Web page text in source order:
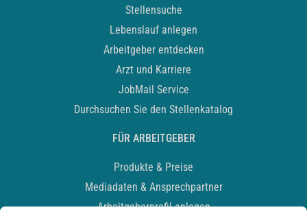
Stellensuche
Lebenslauf anlegen
Arbeitgeber entdecken
Arzt und Karriere
JobMail Service
Durchsuchen Sie den Stellenkatalog
FÜR ARBEITGEBER
Produkte & Preise
Mediadaten & Ansprechpartner
Arbeitgeberprofil anlegen